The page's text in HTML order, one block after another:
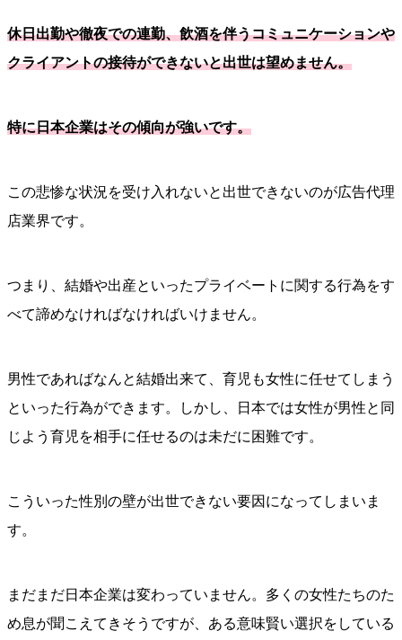
休日出勤や徹夜での連勤、飲酒を伴うコミュニケーションや
クライアントの接待ができないと出世は望めません。
特に日本企業はその傾向が強いです。
この悲惨な状況を受け入れないと出世できないのが広告代理
店業界です。
つまり、結婚や出産といったプライベートに関する行為をす
べて諦めなければなければいけません。
男性であればなんと結婚出来て、育児も女性に任せてしまう
といった行為ができます。しかし、日本では女性が男性と同
じよう育児を相手に任せるのは未だに困難です。
こういった性別の壁が出世できない要因になってしまいま
す。
まだまだ日本企業は変わっていません。多くの女性たちのた
め息が聞こえてきそうですが、ある意味賢い選択をしている